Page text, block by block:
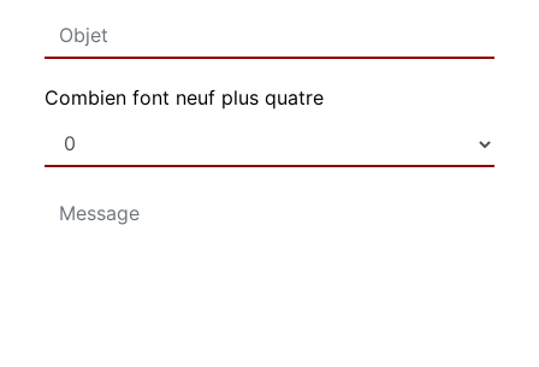
Combien font neuf plus quatre